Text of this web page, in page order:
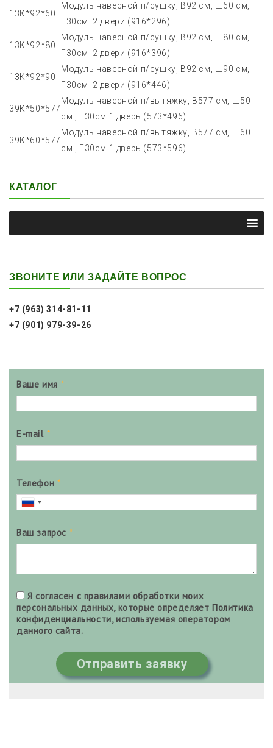
13К*92*60
Модуль навесной п/сушку, В92 см, Ш60 см,
Г30см 2 двери (916*296)
13К*92*80
Модуль навесной п/сушку, В92 см, Ш80 см,
Г30см 2 двери (916*396)
13К*92*90
Модуль навесной п/сушку, В92 см, Ш90 см,
Г30см 2 двери (916*446)
39К*50*577
Модуль навесной п/вытяжку, В577 см, Ш50
см , Г30см 1 дверь (573*496)
39К*60*577
Модуль навесной п/вытяжку, В577 см, Ш60
см , Г30см 1 дверь (573*596)
КАТАЛОГ
ЗВОНИТЕ ИЛИ ЗАДАЙТЕ ВОПРОС
+7 (963) 314-81-11
+7 (901) 979-39-26
Ваше имя *
E-mail *
Телефон *
Ваш запрос *
Я согласен с правилами обработки моих
персональных данных, которые определяет Политика
конфиденциальности, используемая оператором
данного сайта.
Отправить заявку